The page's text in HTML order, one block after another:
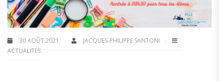
30 AOÛT 2021
JACQUES-PHILIPPE SANTONI
ACTUALITÉS